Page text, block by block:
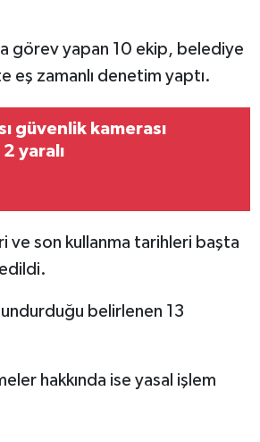
görev yapan 10 ekip, belediye
eş zamanlı denetim yaptı.
güvenlik kamerası
yaralı
ve son kullanma tarihleri başta
belirlenen 13
hakkında ise yasal işlem